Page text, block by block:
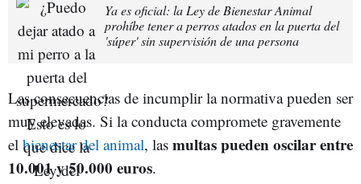
Ya es oficial: la Ley de Bienestar Animal
prohíbe tener a perros atados en la puerta del
'súper' sin supervisión de una persona
Las consecuencias de incumplir la normativa pueden ser
muy elevadas. Si la conducta compromete gravemente
el bienestar del animal, las multas pueden oscilar entre
10.001 y 50.000 euros.